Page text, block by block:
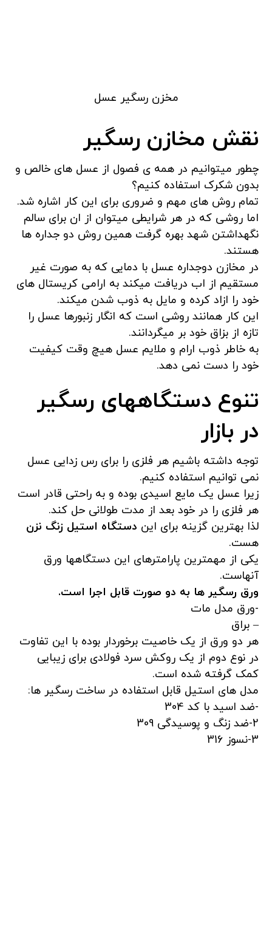
مخزن رسگیر عسل
نقش مخازن رسگیر
چطور میتوانیم در همه ی فصول از عسل های خالص و
بدون شکرک استفاده کنیم؟
تمام روش های مهم و ضروری برای این کار اشاره شد.
اما روشی که در هر شرایطی میتوان از ان برای سالم
نگهداشتن شهد بهره گرفت همین روش دو جداره ها
هستند.
در مخازن دوجداره عسل با دمایی که به صورت غیر
مستقیم از اب دریافت میکند به ارامی کریستال های
خود را ازاد کرده و مایل به ذوب شدن میکند.
این کار همانند روشی است که انگار زنبورها عسل را
تازه از بزاق خود بر میگردانند.
به خاطر ذوب ارام و ملایم عسل هیچ وقت کیفیت
خود را دست نمی دهد.
تنوع دستگاههای رسگیر
در بازار
توجه داشته باشیم هر فلزی را برای رس زدایی عسل
نمی توانیم استفاده کنیم.
زیرا عسل یک مایع اسیدی بوده و به راحتی قادر است
هر فلزی را در خود بعد از مدت طولانی حل کند.
لذا بهترین گزینه برای این دستگاه استیل زنگ نزن
هست.
یکی از مهمترین پارامترهای این دستگاهها ورق
آنهاست.
ورق رسگیر ها به دو صورت قابل اجرا است.
-ورق مدل مات
– براق
هر دو ورق از یک خاصیت برخوردار بوده با این تفاوت
در نوع دوم از یک روکش سرد فولادی برای زیبایی
کمک گرفته شده است.
مدل های استیل قابل استفاده در ساخت رسگیر ها:
-ضد اسید با کد 304
2-ضد زنگ و پوسیدگی 309
3-نسوز 316